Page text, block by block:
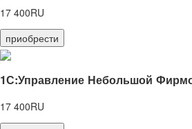
17 400RU
приобрести
1С:Управление Небольшой
17 400RU